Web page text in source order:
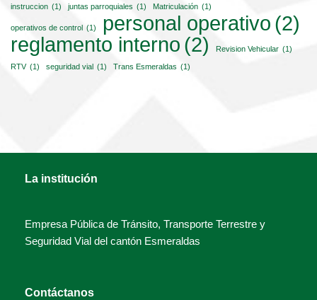
instruccion (1) juntas parroquiales (1) Matriculación (1)
operativos de control (1) personal operativo (2)
reglamento interno (2) Revision Vehicular (1)
RTV (1) seguridad vial (1) Trans Esmeraldas (1)
La institución
Empresa Pública de Tránsito, Transporte Terrestre y
Seguridad Vial del cantón Esmeraldas
Contáctanos